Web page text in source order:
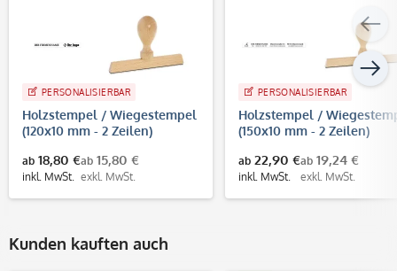
PERSONALISIERBAR
Holzstempel / Wiegestempel
(120x10 mm - 2 Zeilen)
ab 18,80 €
inkl. MwSt.
ab 15,80 €
exkl. MwSt.
PERSONALISIERBAR
Holzstempel /
(150x10 mm - 2 Zeilen)
ab 22,90 €
inkl. MwSt.
ab 19,24 €
exkl. MwSt.
Kunden kauften auch